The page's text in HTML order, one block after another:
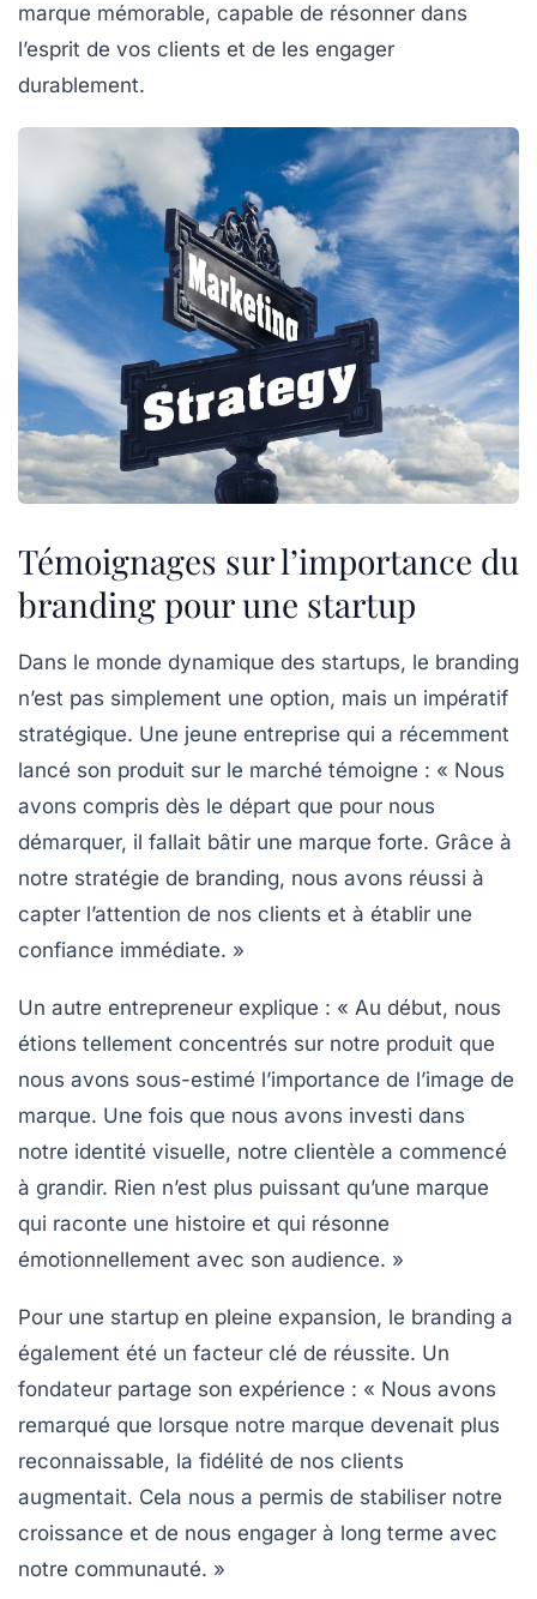
marque mémorable, capable de résonner dans
l’esprit de vos clients et de les engager
durablement.
Témoignages sur l’importance du
branding pour une startup
Dans le monde dynamique des startups, le branding
n’est pas simplement une option, mais un impératif
stratégique. Une jeune entreprise qui a récemment
lancé son produit sur le marché témoigne : « Nous
avons compris dès le départ que pour nous
démarquer, il fallait bâtir une marque forte. Grâce à
notre stratégie de branding, nous avons réussi à
capter l’attention de nos clients et à établir une
confiance immédiate. »
Un autre entrepreneur explique : « Au début, nous
étions tellement concentrés sur notre produit que
nous avons sous-estimé l’importance de l’image de
marque. Une fois que nous avons investi dans
notre identité visuelle, notre clientèle a commencé
à grandir. Rien n’est plus puissant qu’une marque
qui raconte une histoire et qui résonne
émotionnellement avec son audience. »
Pour une startup en pleine expansion, le branding a
également été un facteur clé de réussite. Un
fondateur partage son expérience : « Nous avons
remarqué que lorsque notre marque devenait plus
reconnaissable, la fidélité de nos clients
augmentait. Cela nous a permis de stabiliser notre
croissance et de nous engager à long terme avec
notre communauté. »